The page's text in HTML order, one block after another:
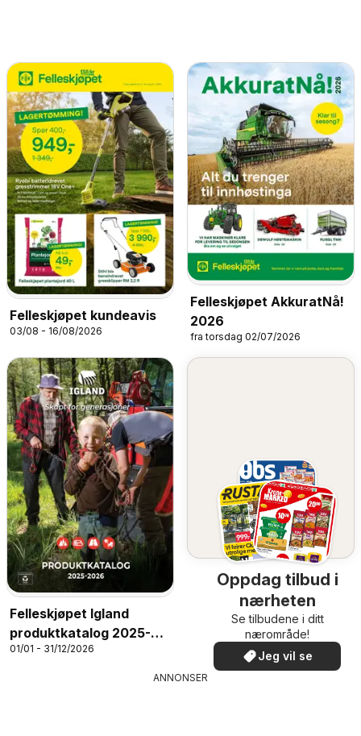
Felleskjøpet kundeavis
03/08 - 16/08/2026
Felleskjøpet AkkuratNå!
2026
fra torsdag 02/07/2026
Felleskjøpet Igland
produktkatalog 2025-
2026
01/01 - 31/12/2026
Oppdag tilbud i
nærheten
Se tilbudene i ditt
nærområde!
Jeg vil se
ANNONSER